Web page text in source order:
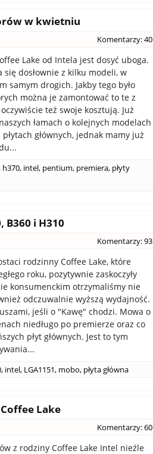
w kwietniu
Komentarzy: 40
Lake od Intela jest dosyć uboga.
się dosłownie z kilku modeli, w
samym drogich. Jakby tego było
można je zamontować to te z
też swoje kosztują. Już
łamach o kolejnych modelach
głównych, jednak mamy już
h370, intel, pentium, premiera, płyty
B360 i H310
Komentarzy: 93
rodzinny Coffee Lake, które
roku, pozytywnie zaskoczyły
konsumenckim otrzymaliśmy nie
odczuwalnie wyższą wydajność.
jeśli o "Kawę" chodzi. Mowa o
niedługo po premierze oraz co
płyt głównych. Jest to tym
, intel, LGA1151, mobo, płyta główna
Lake
Komentarzy: 60
z rodziny Coffee Lake Intel nieźle